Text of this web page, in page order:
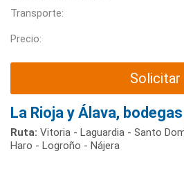
Transporte:
Precio:
Solicitar
La Rioja y Álava,
Ruta: Vitoria - Laguardia - Santo
Haro - Logroño - Nájera